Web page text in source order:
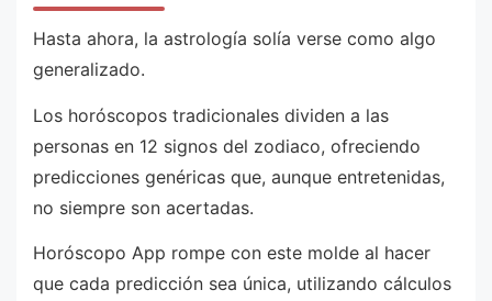
Hasta ahora, la astrología solía verse como algo
generalizado.
Los horóscopos tradicionales dividen a las
personas en 12 signos del zodiaco, ofreciendo
predicciones genéricas que, aunque entretenidas,
no siempre son acertadas.
Horóscopo App rompe con este molde al hacer
que cada predicción sea única, utilizando cálculos